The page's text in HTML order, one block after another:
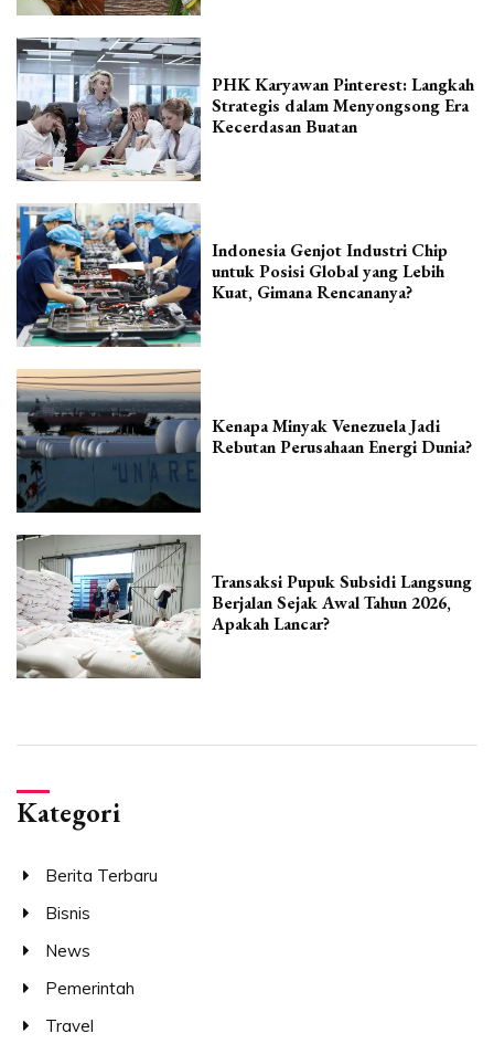
PHK Karyawan Pinterest: Langkah
Strategis dalam Menyongsong Era
Kecerdasan Buatan
Indonesia Genjot Industri Chip
untuk Posisi Global yang Lebih
Kuat, Gimana Rencananya?
Kenapa Minyak Venezuela Jadi
Rebutan Perusahaan Energi Dunia?
Transaksi Pupuk Subsidi Langsung
Berjalan Sejak Awal Tahun 2026,
Apakah Lancar?
Kategori
Berita Terbaru
Bisnis
News
Pemerintah
Travel